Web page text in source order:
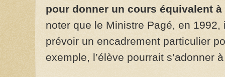
pour donner un cours équivalent
noter que le Ministre Pagé, en 1992,
prévoir un encadrement particulier
exemple, l’élève pourrait s’adonner